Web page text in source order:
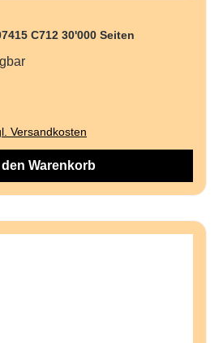
C712 30'000 Seiten
Versandkosten
den Warenkorb